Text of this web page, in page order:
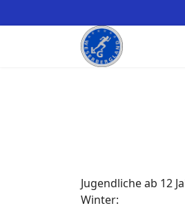
Jugendliche ab 12
Winter: